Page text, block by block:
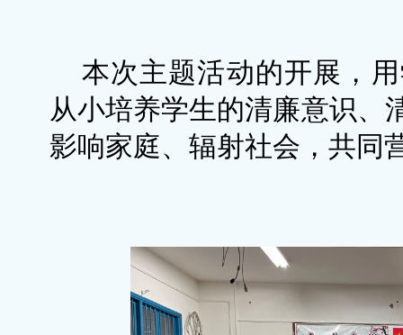
本次主题活动的开展，
从小培养学生的清廉意识、
影响家庭、辐射社会，共同